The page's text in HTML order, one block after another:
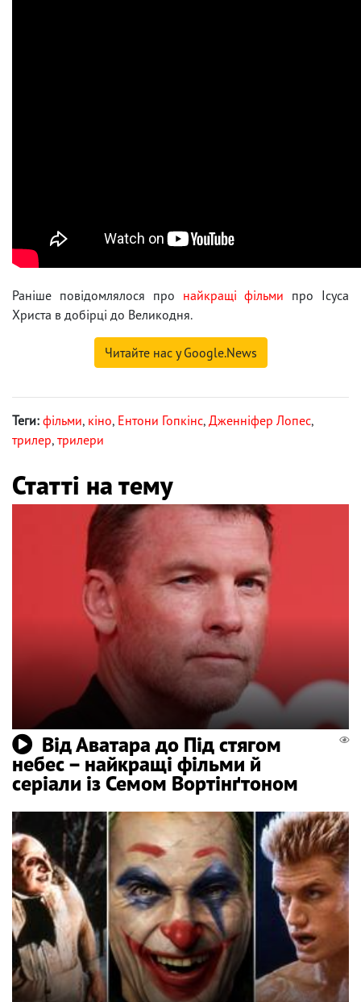
Раніше повідомлялося про найкращі фільми про Ісуса
Христа в добірці до Великодня.
Читайте нас у Google.News
Теги: фільми, кіно, Ентони Гопкінс, Дженніфер Лопес,
трилер, трилери
Статті на тему
Від Аватара до Під стягом
небес – найкращі фільми й
серіали із Семом Вортінґтоном